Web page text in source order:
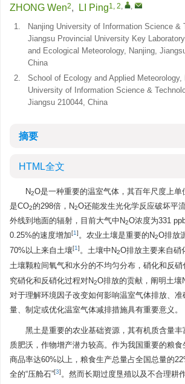
ZHONG Wen2, LI Ping1, 2, ,
1.
Nanjing University of Information Science &
Jiangsu Provincial University Key
and Ecological Meteorology, Nanjing,
China
2.
School of Ecology and Applied Meteorology,
University of Information Science &
Jiangsu 210044, China
摘要
HTML全文
N2O是一种重要的温室气体，其百年尺度上单
是CO2的298倍，N2O还能发生光化学反应破坏平
外线到地面的辐射，目前大气中N2O浓度为331
0.25%的速度增加[1]。农业土壤是重要的N2O排放
70%以上来自土壤[1]。土壤中N2O排放主要来自硝
土壤颗粒间氧气和水分的不均匀分布，硝化和反硝
究硝化和反硝化过程对N2O排放的贡献，阐明土壤
对于理解环境因子改变如何影响温室气体排放、
量、制定或优化温室气体减排措施具有重要意义。
黑土是重要的农业基础资源，其有机质含量
质肥沃，作物增产潜力较高。作为我国重要的粮
商品率达60%以上，粮食生产总量占全国总量的
全的“压舱石”[3]。然而长期过度垦殖以及不合理耕